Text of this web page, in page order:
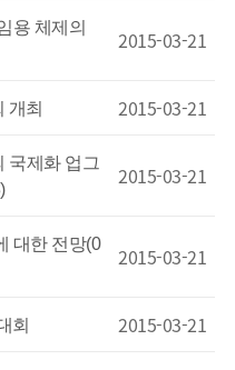
용 체제의
2015-03-21
개최 2015-03-21
국제화 업그
2015-03-21
대한 전망(0
2015-03-21
회 2015-03-21